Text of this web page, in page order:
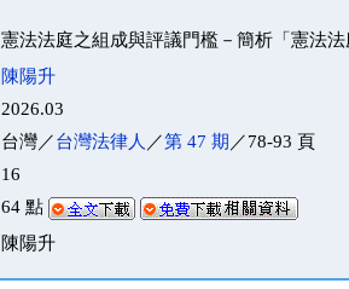
憲法法庭之組成與評議門檻－簡析「憲法
陳陽升
2026.03
台灣／台灣法律人 ／第 47 期 ／78-93 頁
16
64 點
陳陽升